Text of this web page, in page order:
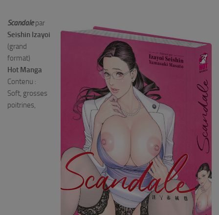
Scandale par
Seishin Izayoi
(grand
format)
Hot Manga
Contenu :
Soft, grosses
poitrines,